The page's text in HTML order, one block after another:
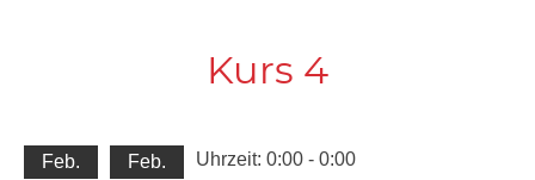
Kurs 4
Feb.
Feb.
Uhrzeit: 0:00 - 0:00